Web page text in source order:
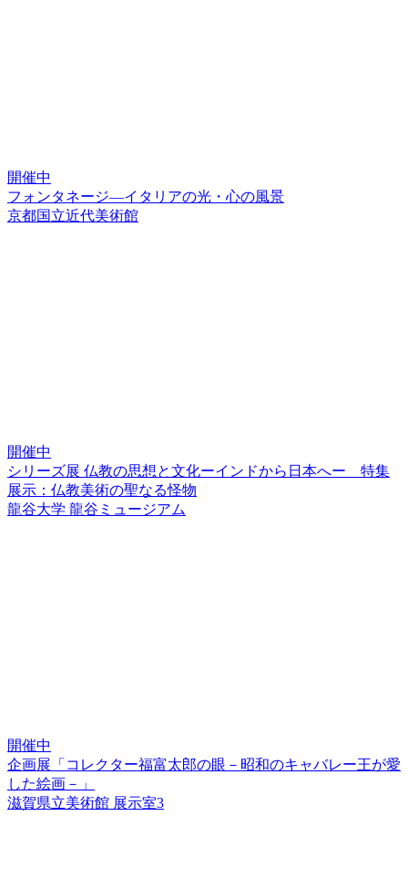
開催中
フォンタネージ—イタリアの光・心の風景
京都国立近代美術館
開催中
シリーズ展 仏教の思想と文化ーインドから日本へー 特集
展示：仏教美術の聖なる怪物
龍谷大学 龍谷ミュージアム
開催中
企画展「コレクター福富太郎の眼－昭和のキャバレー王が愛
した絵画－」
滋賀県立美術館 展示室3